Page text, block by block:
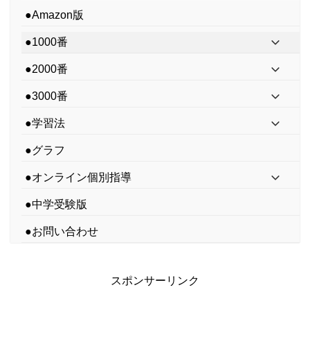
●Amazon版
●1000番
●2000番
●3000番
●学習法
●グラフ
●オンライン個別指導
●中学受験版
●お問い合わせ
スポンサーリンク